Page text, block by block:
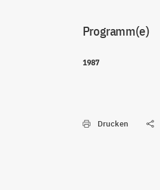
Programm(e)
1987
Drucken